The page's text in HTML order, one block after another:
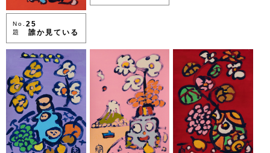
No. 25
題 誰か見ている